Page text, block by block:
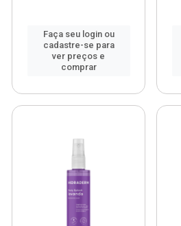
Faça seu login ou
cadastre-se para
ver preços e
comprar